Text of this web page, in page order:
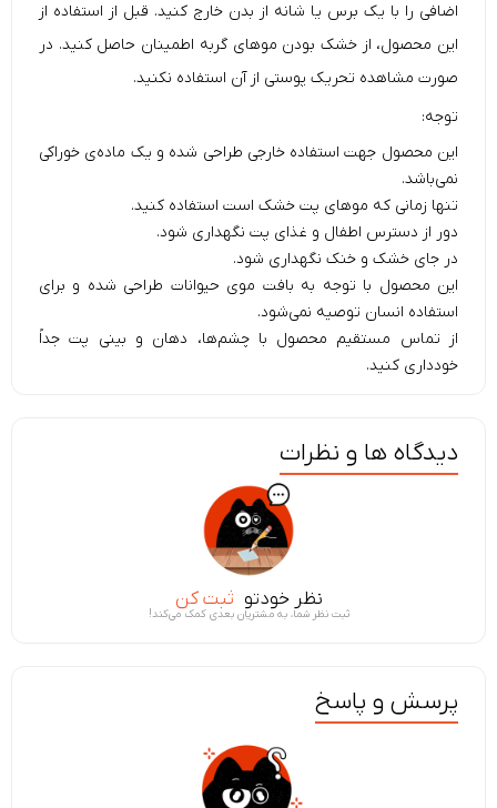
اضافی را با یک برس یا شانه از بدن خارج کنید. قبل از استفاده از
این محصول، از خشک بودن موهای گربه اطمینان حاصل کنید. در
صورت مشاهده تحریک پوستی از آن استفاده نکنید.
توجه:
این محصول جهت استفاده خارجی طراحی شده و یک ماده‌ی خوراکی
نمی‌باشد.
تنها زمانی که موهای پت خشک است استفاده کنید.
دور از دسترس اطفال و غذای پت نگهداری شود.
در جای خشک و خنک نگهداری شود.
این محصول با توجه به بافت موی حیوانات طراحی شده و برای
استفاده انسان توصیه نمی‌شود.
از تماس مستقیم محصول با چشم‌ها، دهان و بینی پت جداً
خودداری کنید.
دیدگاه ها و نظرات
نظر خودتو ثبت کن
ثبت نظر شما، به مشتریان بعدی کمک می‌کند!
پرسش و پاسخ